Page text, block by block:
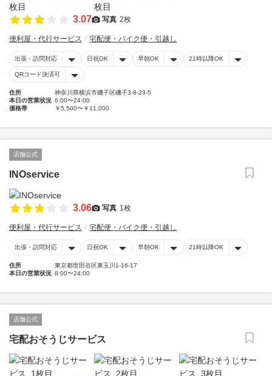
3.07 写真 2枚
便利屋・代行サービス 宅配便・バイク便・引越し
出張・訪問対応 日祝OK 早朝OK 21時以降OK
QRコード決済可
住所
神奈川県横浜市磯子区磯子3-8-23-5
本日の営業状況 6:00〜24:00
価格帯
￥5,500〜￥11,000
店舗公式
INOservice
3.06 写真 1枚
便利屋・代行サービス 宅配便・バイク便・引越し
出張・訪問対応 日祝OK 早朝OK 21時以降OK
住所
東京都世田谷区東玉川1-16-17
本日の営業状況 8:00〜24:00
店舗公式
宅配おそうじサービス